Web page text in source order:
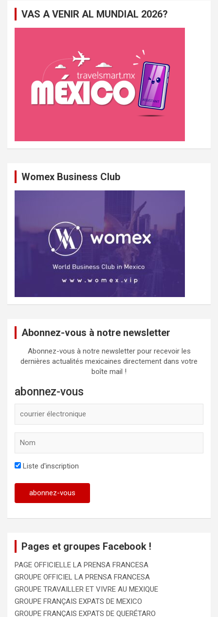
c
VAS A VENIR AL MUNDIAL 2026?
Womex Business Club
Abonnez-vous à notre newsletter
Abonnez-vous à notre newsletter pour recevoir les
dernières actualités mexicaines directement dans votre
boîte mail !
abonnez-vous
Liste d'inscription
Pages et groupes Facebook !
PAGE OFFICIELLE LA PRENSA FRANCESA
GROUPE OFFICIEL LA PRENSA FRANCESA
GROUPE TRAVAILLER ET VIVRE AU MEXIQUE
GROUPE FRANÇAIS EXPATS DE MEXICO
GROUPE FRANÇAIS EXPATS DE QUERÉTARO